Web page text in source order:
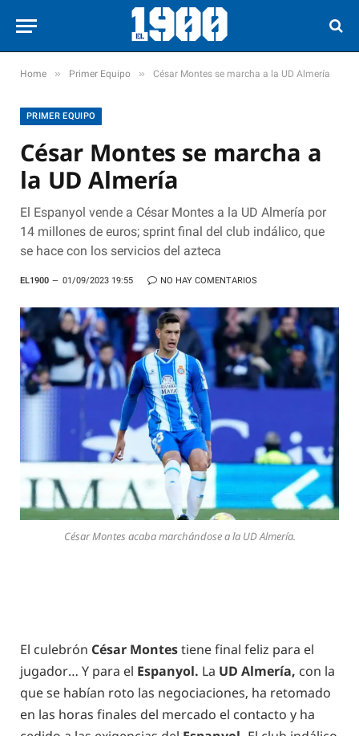
Home » Primer Equipo » César Montes se marcha a la UD Almería
PRIMER EQUIPO
César Montes se marcha a
la UD Almería
El Espanyol vende a César Montes a la UD Almería por
14 millones de euros; sprint final del club indálico, que
se hace con los servicios del azteca
EL1900 01/09/2023 19:55 NO HAY COMENTARIOS
César Montes acaba marchándose a la UD Almería.
El culebrón César Montestiene final feliz para el
jugador… Y para el Espanyol. La UD Almería, con la
que se habían roto las negociaciones, ha retomado
en las horas finales del mercado el contacto y ha